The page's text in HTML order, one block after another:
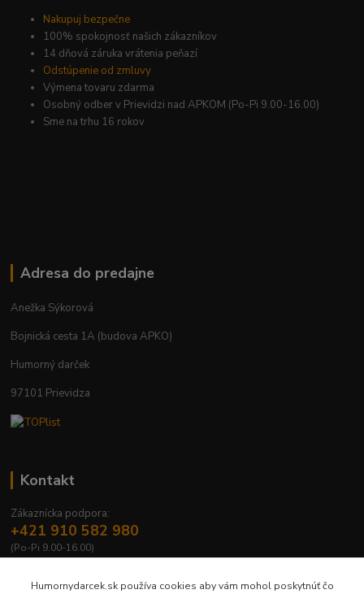
Nakupuj bezpečne
100% spokojnosť našich zákazníkov
14 dňová záruka vrátenia peňazí
Odstúpenie od zmluvy
Výmena tovaru zdarma
Osobný odber v Prievidzi nad APKOM (Po-Pi 9.00-16.00)
Sme na trhu 16 rokov
Adresa do predajne
Anežka Sýkorová
Bojnická cesta 1A (budova APKO)
Humorný darček
97101 Prievidza
Kontakt
Zákaznícka podpora:
+421 910 582 980
(Po-Pi 9.00-16.00)
Humornydarcek.sk používa cookies aby vám mohol poskytnúť čo